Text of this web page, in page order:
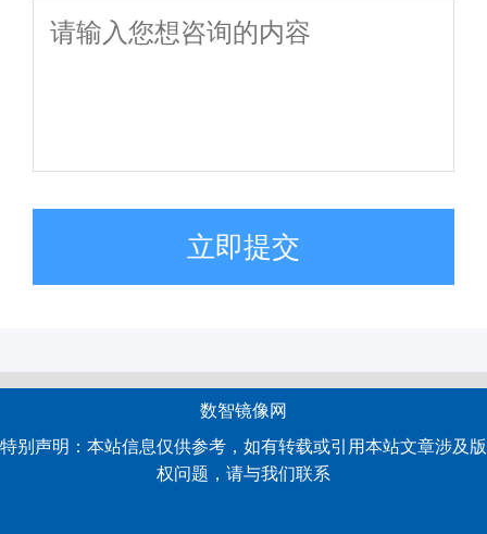
立即提交
数智镜像网
特别声明：本站信息仅供参考，如有转载或引用本站文章涉及版
权问题，请与我们联系